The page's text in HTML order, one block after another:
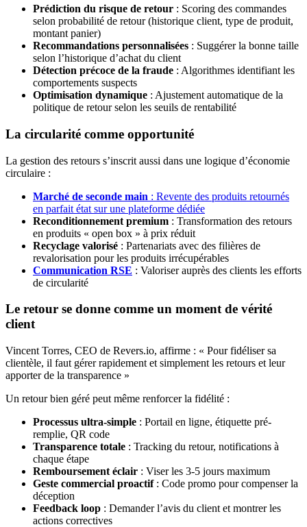
Prédiction du risque de retour : Scoring des commandes
selon probabilité de retour (historique client, type de produit,
montant panier)
Recommandations personnalisées : Suggérer la bonne taille
selon l’historique d’achat du client
Détection précoce de la fraude : Algorithmes identifiant les
comportements suspects
Optimisation dynamique : Ajustement automatique de la
politique de retour selon les seuils de rentabilité
La circularité comme opportunité
La gestion des retours s’inscrit aussi dans une logique d’économie
circulaire :
Marché de seconde main : Revente des produits retournés
en parfait état sur une plateforme dédiée
Reconditionnement premium : Transformation des retours
en produits « open box » à prix réduit
Recyclage valorisé : Partenariats avec des filières de
revalorisation pour les produits irrécupérables
Communication RSE : Valoriser auprès des clients les efforts
de circularité
Le retour se donne comme un moment de vérité
client
Vincent Torres, CEO de Revers.io, affirme : « Pour fidéliser sa
clientèle, il faut gérer rapidement et simplement les retours et leur
apporter de la transparence »
Un retour bien géré peut même renforcer la fidélité :
Processus ultra-simple : Portail en ligne, étiquette pré-
remplie, QR code
Transparence totale : Tracking du retour, notifications à
chaque étape
Remboursement éclair : Viser les 3-5 jours maximum
Geste commercial proactif: Code promo pour compenser la
déception
Feedback loop : Demander l’avis du client et montrer les
actions correctives